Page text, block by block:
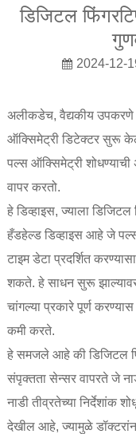
डिजिटल
2024-12-
अलीकडेच, वैद्यकीय उपकरणे
ऑक्सिमेट्री डिटेक्टर सुरू केला
पल्स ऑक्सिमेट्री शोधण्याची
वापर करतो.
हे डिव्हाइस, ज्याला
हँडहेल्ड डिव्हाइस आहे जे
टाइम डेटा प्रदर्शित
शकते. हे साधन सुरू झाल्यावर,
चांगल्या प्रकारे पूर्ण
कमी करते.
हे समजले आहे की डिजिटल
संपृक्तता सेन्सर वापरते जे
नाडी तीव्रतेच्या निर्देशांक
देखील आहे, ज्यामुळे